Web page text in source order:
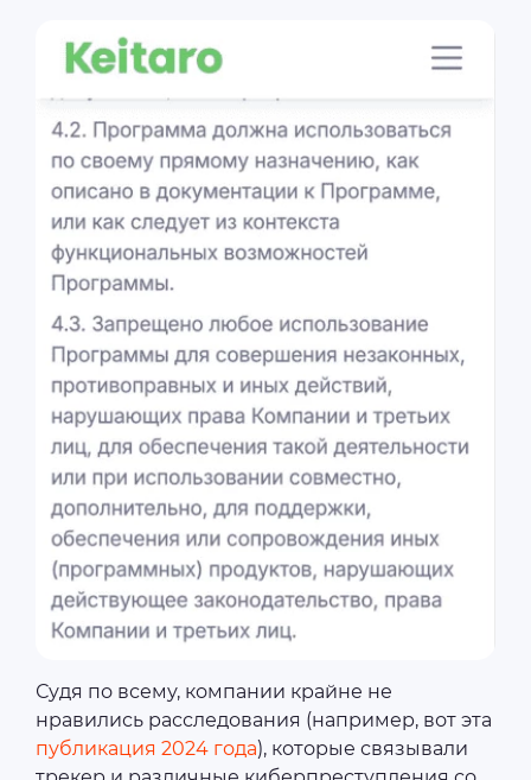
Судя по всему, компании крайне не
нравились расследования (например, вот эта
публикация 2024 года), которые связывали